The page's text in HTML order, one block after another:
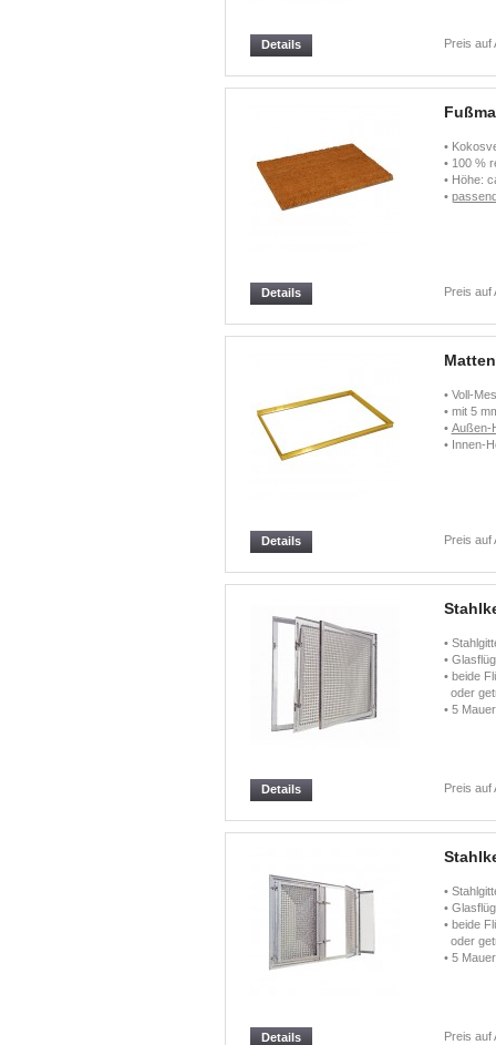
Preis auf
Details
•
• 100 %
• Höhe:
•
Preis auf
Details
• Voll-
• mit 5
• Außen-
• Innen-
Preis auf
Details
•
•
• beide
oder
• 5
Preis auf
Details
•
•
• beide
oder
• 5
Preis auf
Details